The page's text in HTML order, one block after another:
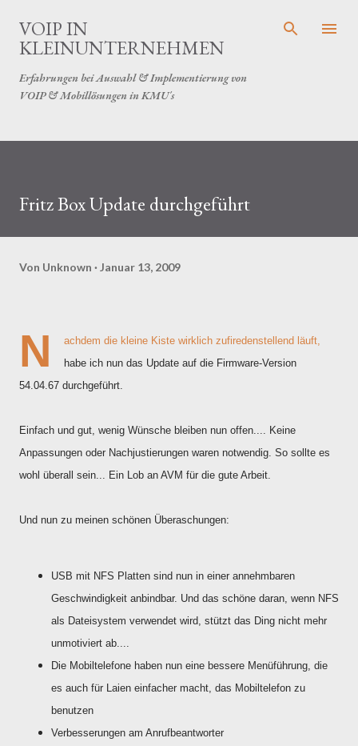
VOIP IN
KLEINUNTERNEHMEN
Erfahrungen bei Auswahl & Implementierung von
VOIP & Mobillösungen in KMU´s
Fritz Box Update durchgeführt
Von Unknown Januar 13, 2009
N
achdem die kleine Kiste wirklich zufiredenstellend läuft,
habe ich nun das Update auf die Firmware-Version
54.04.67 durchgeführt.
Einfach und gut, wenig Wünsche bleiben nun offen.... Keine
Anpassungen oder Nachjustierungen waren notwendig. So sollte es
wohl überall sein... Ein Lob an AVM für die gute Arbeit.
Und nun zu meinen schönen Überaschungen:
USB mit NFS Platten sind nun in einer annehmbaren
Geschwindigkeit anbindbar. Und das schöne daran, wenn NFS
als Dateisystem verwendet wird, stützt das Ding nicht mehr
unmotiviert ab....
Die Mobiltelefone haben nun eine bessere Menüführung, die
es auch für Laien einfacher macht, das Mobiltelefon zu
benutzen
Verbesserungen am Anrufbeantworter